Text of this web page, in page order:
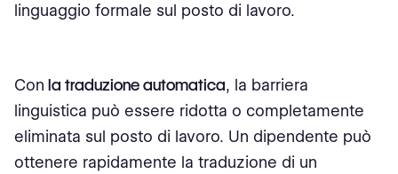
linguaggio formale sul posto di lavoro.
Con la traduzione automatica, la barriera
linguistica può essere ridotta o completamente
eliminata sul posto di lavoro. Un dipendente può
ottenere rapidamente la traduzione di un